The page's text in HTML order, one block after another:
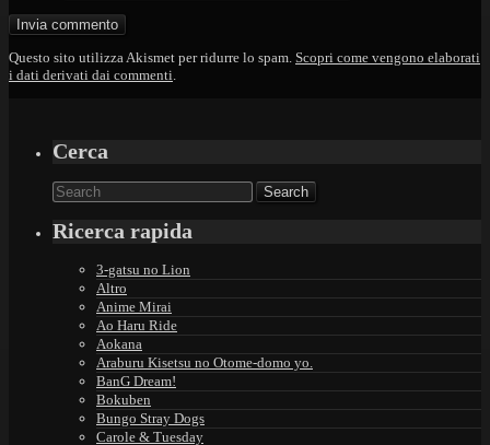
Questo sito utilizza Akismet per ridurre lo spam. Scopri come vengono elaborati
i dati derivati dai commenti.
Cerca
Search
for:
Ricerca rapida
3-gatsu no Lion
Altro
Anime Mirai
Ao Haru Ride
Aokana
Araburu Kisetsu no Otome-domo yo.
BanG Dream!
Bokuben
Bungo Stray Dogs
Carole & Tuesday